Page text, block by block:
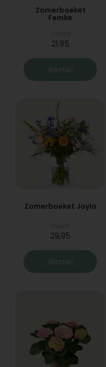
Zomerboeket
Femke
21,95
Bestel
Zomerboeket Jayla
29,95
Bestel